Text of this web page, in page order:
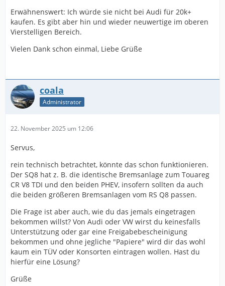
Erwähnenswert: Ich würde sie nicht bei Audi für 20k+
kaufen. Es gibt aber hin und wieder neuwertige im oberen
Vierstelligen Bereich.
Vielen Dank schon einmal, Liebe Grüße
coala
Administrator
22. November 2025 um 12:06
Servus,
rein technisch betrachtet, könnte das schon funktionieren.
Der SQ8 hat z. B. die identische Bremsanlage zum Touareg
CR V8 TDI und den beiden PHEV, insofern sollten da auch
die beiden größeren Bremsanlagen vom RS Q8 passen.
Die Frage ist aber auch, wie du das jemals eingetragen
bekommen willst? Von Audi oder VW wirst du keinesfalls
Unterstützung oder gar eine Freigabebescheinigung
bekommen und ohne jegliche "Papiere" wird dir das wohl
kaum ein TÜV oder Konsorten eintragen wollen. Hast du
hierfür eine Lösung?
Grüße